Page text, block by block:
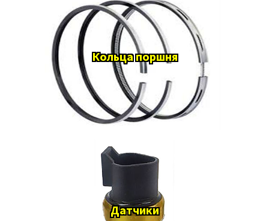
Кольца поршня
Датчики